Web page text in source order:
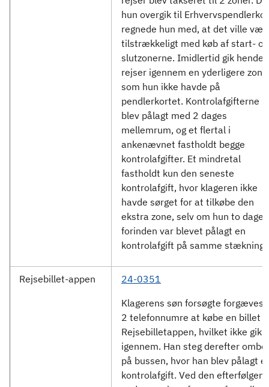
hun overgik til
regnede hun med, at det ville
tilstrækkeligt med køb af start- og
slutzonerne. Imidlertid gik hendes
rejser igennem en yderligere
som hun ikke havde på
pendlerkortet. Kontrolafgifterne
blev pålagt med 2 dages
mellemrum, og et flertal i
ankenævnet fastholdt begge
kontrolafgifter. Et mindretal
fastholdt kun den seneste
kontrolafgift, hvor klageren ikke
havde sørget for at tilkøbe den
ekstra zone, selv om hun to dage
forinden var blevet pålagt en
kontrolafgift på samme stækning.
Rejsebillet-appen
24-0351
Klagerens søn forsøgte forgæves
2 telefonnumre at købe en billet i
Rejsebilletappen, hvilket ikke gik
igennem. Han steg derefter
på bussen, hvor han blev pålagt
kontrolafgift. Ved den